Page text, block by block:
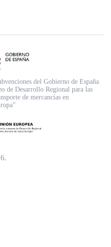
del Gobierno de España
de Desarrollo Regional para las
de mercancías en